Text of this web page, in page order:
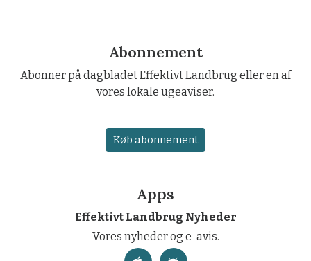
Abonnement
Abonner på dagbladet Effektivt Landbrug eller en af
vores lokale ugeaviser.
Køb abonnement
Apps
Effektivt Landbrug Nyheder
Vores nyheder og e-avis.